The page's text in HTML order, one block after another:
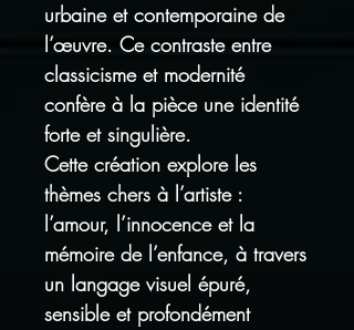
urbaine et contemporaine de
l’œuvre. Ce contraste entre
classicisme et modernité
confère à la pièce une identité
forte et singulière.
Cette création explore les
thèmes chers à l’artiste :
l’amour, l’innocence et la
mémoire de l’enfance, à travers
un langage visuel épuré,
sensible et profondément